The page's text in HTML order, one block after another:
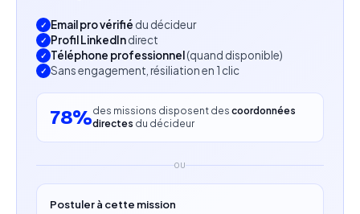
Rigueur, sens du détail et bonne compréhension
des standards de communication marketing.
Email pro vérifié du décideur
Profil LinkedIndirect
Téléphone professionnel(quand disponible)
Sans engagement, résiliation en 1 clic
78%des missions disposent des coordonnées
directes du décideur
OU
Postuler à cette mission